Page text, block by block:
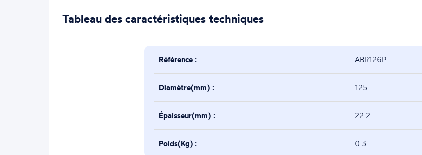
Tableau des caractéristiques techniques
Référence : ABR126P
Diamètre(mm) : 125
Épaisseur(mm) : 22.2
Poids(Kg) : 0.3